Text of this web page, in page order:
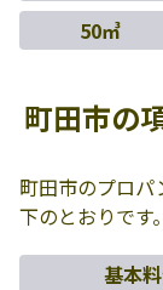
50㎥
町田市の
町田市のプロ
下のとおりです。
基本